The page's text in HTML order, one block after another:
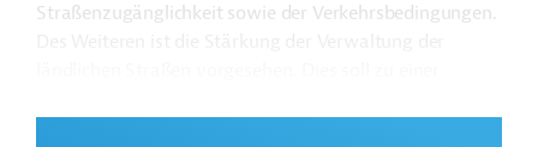
Straßenzugänglichkeit sowie der Verkehrsbedingungen.